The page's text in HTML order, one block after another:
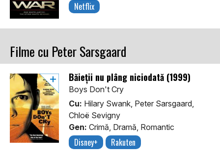
Netflix
Filme cu Peter Sarsgaard
Băieții nu plâng niciodată (1999)
Boys Don't Cry
Cu: Hilary Swank, Peter Sarsgaard,
Chloë Sevigny
Gen: Crimă, Dramă, Romantic
Disney+ Rakuten